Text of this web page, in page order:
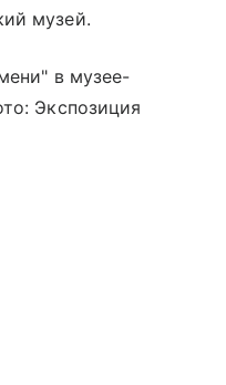
музей.
в музее-
Экспозиция